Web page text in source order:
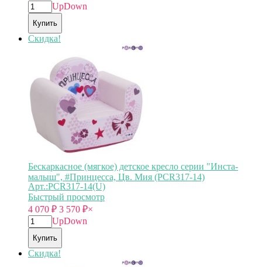
UpDown
Купить
Скидка!
Бескаркасное (мягкое) детское кресло серии "Инста-
малыш", #Принцесса, Цв. Мия (PCR317-14)
Арт.:PCR317-14(U)
Быстрый просмотр
4 070 ₽ 3 570 ₽×
UpDown
Купить
Скидка!